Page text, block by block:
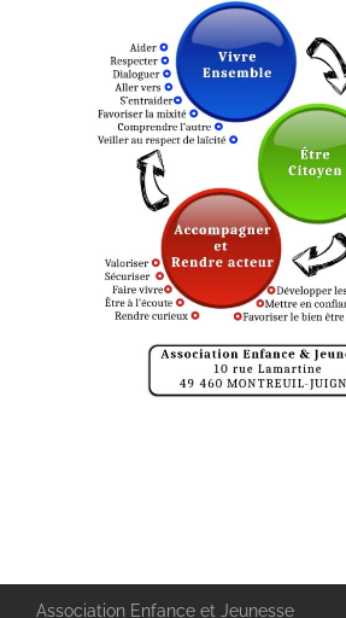
Association Enfance et Jeunesse